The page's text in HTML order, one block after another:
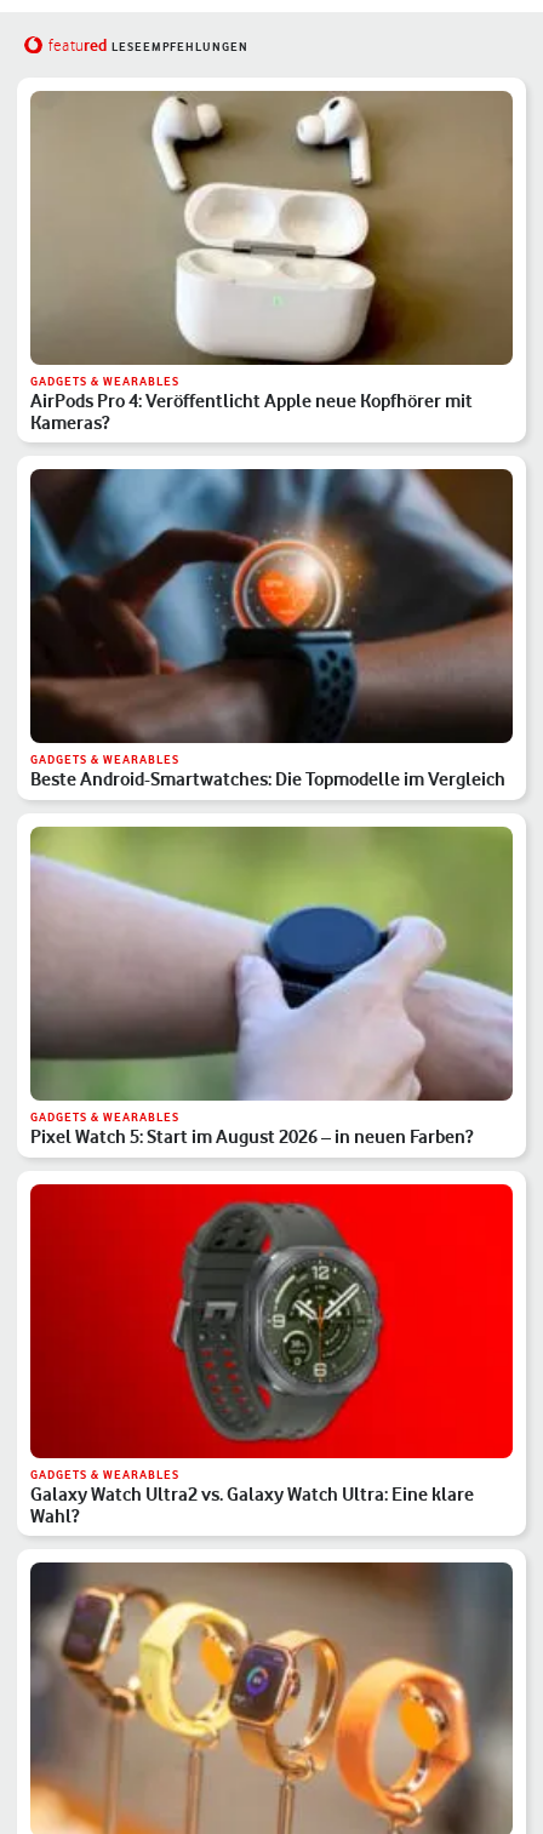
featured LESEEMPFEHLUNGEN
GADGETS & WEARABLES
AirPods Pro 4: Veröffentlicht Apple neue Kopfhörer mit
Kameras?
GADGETS & WEARABLES
Beste Android-Smartwatches: Die Topmodelle im Vergleich
GADGETS & WEARABLES
Pixel Watch 5: Start im August 2026 – in neuen Farben?
GADGETS & WEARABLES
Galaxy Watch Ultra2 vs. Galaxy Watch Ultra: Eine klare
Wahl?